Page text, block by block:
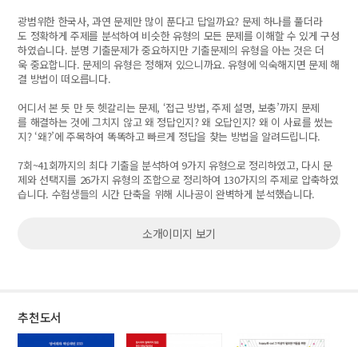
광범위한 한국사, 과연 문제만 많이 푼다고 답일까요? 문제 하나를 풀더라
도 정확하게 주제를 분석하여 비슷한 유형의 모든 문제를 이해할 수 있게 구성
하였습니다. 분명 기출문제가 중요하지만 기출문제의 유형을 아는 것은 더
욱 중요합니다. 문제의 유형은 정해져 있으니까요. 유형에 익숙해지면 문제 해
결 방법이 떠오릅니다.
어디서 본 듯 만 듯 헷갈리는 문제, ‘접근 방법, 주제 설명, 보충’까지 문제
를 해결하는 것에 그치지 않고 왜 정답인지? 왜 오답인지? 왜 이 사료를 썼는
지? ‘왜?’에 주목하여 똑똑하고 빠르게 정답을 찾는 방법을 알려드립니다.
7회~41회까지의 최다 기출을 분석하여 9가지 유형으로 정리하였고, 다시 문
제와 선택지를 26가지 유형의 조합으로 정리하여 130가지의 주제로 압축하였
습니다. 수험생들의 시간 단축을 위해 시나공이 완벽하게 분석했습니다.
소개이미지 보기
추천도서